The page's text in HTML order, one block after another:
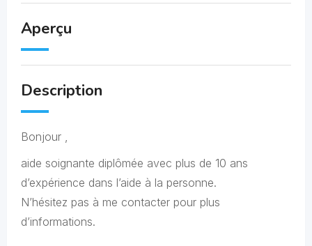
Aperçu
Description
Bonjour ,
aide soignante diplômée avec plus de 10 ans
d’expérience dans l’aide à la personne.
N’hésitez pas à me contacter pour plus
d’informations.